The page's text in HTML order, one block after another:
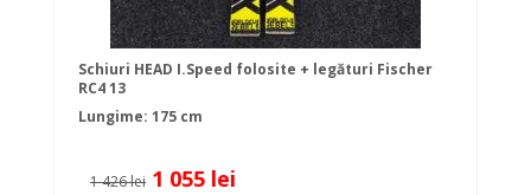
Schiuri HEAD I.Speed folosite + legături Fischer
RC4 13
Lungime: 175 cm
1 426 lei 1 055 lei